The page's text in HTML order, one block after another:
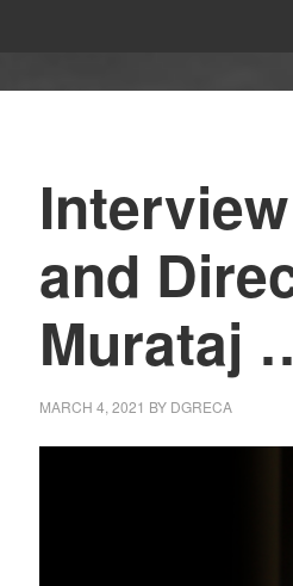
and
Murataj
MARCH 4, 2021 BY DGRECA